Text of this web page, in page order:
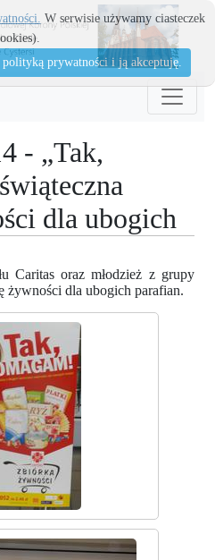
- „Tak,
dla ubogich
Caritas oraz młodzież z grupy
żywności dla ubogich parafian.
W serwisie używamy ciasteczek
polityką prywatności i ją akceptuję.